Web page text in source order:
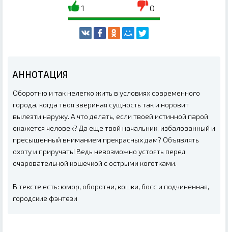
1 0
АННОТАЦИЯ
Оборотню и так нелегко жить в условиях современного
города, когда твоя звериная сущность так и норовит
вылезти наружу. А что делать, если твоей истинной парой
окажется человек? Да еще твой начальник, избалованный и
пресыщенный вниманием прекрасных дам? Объявлять
охоту и приручать! Ведь невозможно устоять перед
очаровательной кошечкой с острыми коготками.
В тексте есть: юмор, оборотни, кошки, босс и подчиненная,
городские фэнтези